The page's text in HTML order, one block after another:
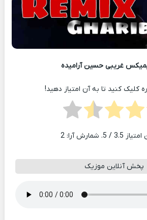
غریبی حسین آرامیده
کلیک کنید تا به آن امتیاز دهید!
امتیاز 3.5 / 5. شمارش آرا: 2
پخش آنلاین موزیک